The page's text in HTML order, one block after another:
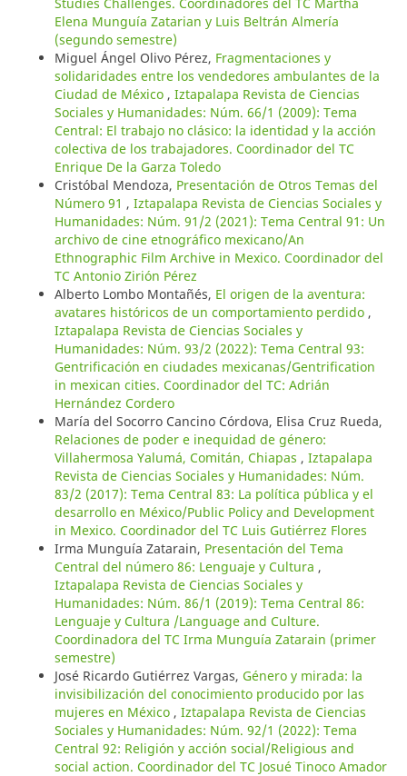
Elena Munguía Zatarian y Luis Beltrán Almería
(segundo semestre)
Miguel Ángel Olivo Pérez, Fragmentaciones y
solidaridades entre los vendedores ambulantes de la
Ciudad de México , Iztapalapa Revista de Ciencias
Sociales y Humanidades: Núm. 66/1 (2009): Tema
Central: El trabajo no clásico: la identidad y la acción
colectiva de los trabajadores. Coordinador del TC
Enrique De la Garza Toledo
Cristóbal Mendoza, Presentación de Otros Temas del
Número 91 , Iztapalapa Revista de Ciencias Sociales y
Humanidades: Núm. 91/2 (2021): Tema Central 91: Un
archivo de cine etnográfico mexicano/An
Ethnographic Film Archive in Mexico. Coordinador del
TC Antonio Zirión Pérez
Alberto Lombo Montañés, El origen de la aventura:
avatares históricos de un comportamiento perdido ,
Iztapalapa Revista de Ciencias Sociales y
Humanidades: Núm. 93/2 (2022): Tema Central 93:
Gentrificación en ciudades mexicanas/Gentrification
in mexican cities. Coordinador del TC: Adrián
Hernández Cordero
María del Socorro Cancino Córdova, Elisa Cruz Rueda,
Relaciones de poder e inequidad de género:
Villahermosa Yalumá, Comitán, Chiapas , Iztapalapa
Revista de Ciencias Sociales y Humanidades: Núm.
83/2 (2017): Tema Central 83: La política pública y el
desarrollo en México/Public Policy and Development
in Mexico. Coordinador del TC Luis Gutiérrez Flores
Irma Munguía Zatarain, Presentación del Tema
Central del número 86: Lenguaje y Cultura ,
Iztapalapa Revista de Ciencias Sociales y
Humanidades: Núm. 86/1 (2019): Tema Central 86:
Lenguaje y Cultura /Language and Culture.
Coordinadora del TC Irma Munguía Zatarain (primer
semestre)
José Ricardo Gutiérrez Vargas, Género y mirada: la
invisibilización del conocimiento producido por las
mujeres en México , Iztapalapa Revista de Ciencias
Sociales y Humanidades: Núm. 92/1 (2022): Tema
Central 92: Religión y acción social/Religious and
social action. Coordinador del TC Josué Tinoco Amador